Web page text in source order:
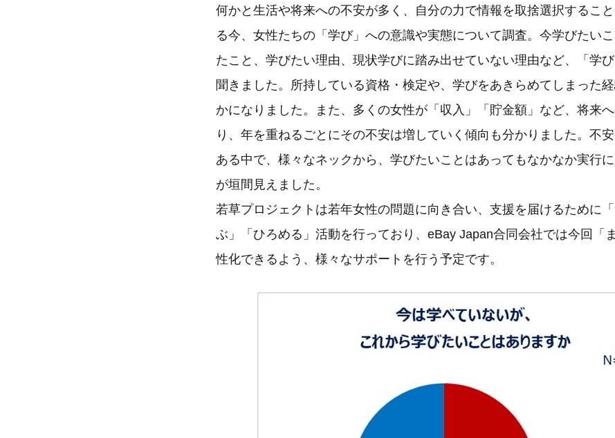
何かと生活や将来への不安が多く、自分の力で情報を取捨選択するこ
る今、女性たちの「学び」への意識や実態について調査。今学びたい
たこと、学びたい理由、現状学びに踏み出せていない理由など、「学
聞きました。所持している資格・検定や、学びをあきらめてしまった
かになりました。また、多くの女性が「収入」「貯金額」など、将来
り、年を重ねるごとにその不安は増していく傾向も分かりました。不
ある中で、様々なネックから、学びたいことはあってもなかなか実行
が垣間見えました。
若草プロジェクトは若年女性の問題に向き合い、支援を届けるために
ぶ」「ひろめる」活動を行っており、eBay Japan合同会社では今回「
性化できるよう、様々なサポートを行う予定です。